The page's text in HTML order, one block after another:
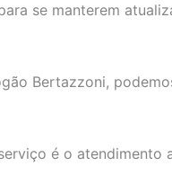
se manterem
Bertazzoni,
é o atendimento